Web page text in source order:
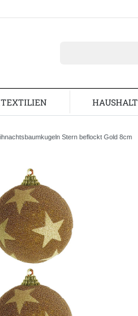
HAUSHALT
Stern beflockt Gold 8cm